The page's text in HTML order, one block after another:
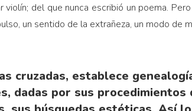
del que nunca escribió un poema.
un sentido de la extrañeza, un modo de
cruzadas, establece
dadas por sus